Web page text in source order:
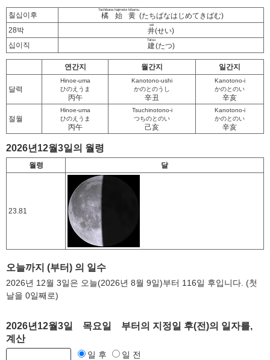
칠십이후 橘始黄
Tachibana hajimete kibamu
(たちばなはじめてきばむ)
28박
井
sei
(せい)
십이직
建
Tatsu
(たつ)
연간지 월간지 일간지
달력
Hinoe-uma
ひのえうま
丙午
Kanotono-ushi
かのとのうし
辛丑
Kanotono-i
かのとのい
辛亥
절월
Hinoe-uma
ひのえうま
丙午
Tsuchinotono-i
つちのとのい
己亥
Kanotono-i
かのとのい
辛亥
2026년12월3일의 월령
월령 달
23.81
오늘까지 (부터) 의 일수
2026년 12월 3일은 오늘(2026년 8월 9일)부터 116일 후입니다. (첫
날을 0일째로)
2026년12월3일 목요일 부터의 지정일 후(전)의 일자를,
계산
일 후 일 전